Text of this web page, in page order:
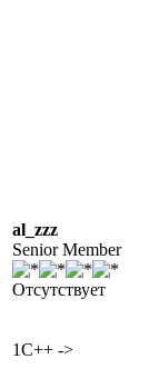
al_zzz
Senior Member
Отсутствует
1C++ ->